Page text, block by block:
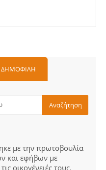
ΔΗΜΟΦΙΛΗ
με την πρωτοβουλία
και εφήβων με
οικογένειές τους.